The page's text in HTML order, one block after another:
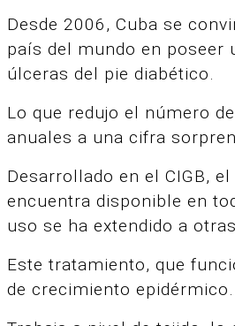
Desde 2006, Cuba se
país del mundo en poseer
úlceras del pie diabético.
Lo que redujo el número
anuales a una cifra
Desarrollado en el CIGB, el
encuentra disponible en
uso se ha extendido a
Este tratamiento, que
de crecimiento epidérmico.